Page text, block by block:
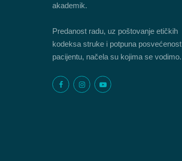
akademik.
Predanost radu, uz poštovanje etičkih
kodeksa struke i potpuna posvećenost
pacijentu, načela su kojima se vodimo.